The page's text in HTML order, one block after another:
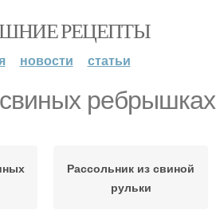
РЕЦЕПТЫ
новости статьи
ребрышках
Рассольник из свиной
рульки